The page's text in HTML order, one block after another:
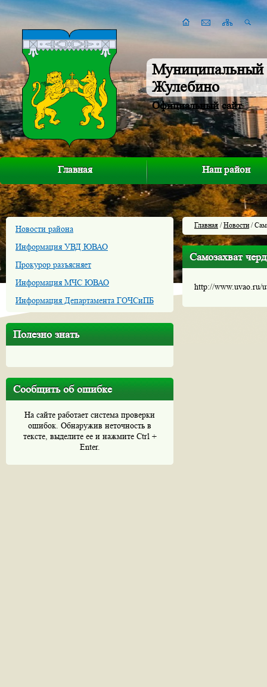
Муниципальный
Жулебино
Официальный сайт
Главная Наш район
Новости района
Информация УВД ЮВАО
Прокурор разъясняет
Информация МЧС ЮВАО
Информация Департамента ГОЧСиПБ
Полезно знать
Сообщить об ошибке
На сайте работает система проверки
ошибок. Обнаружив неточность в
тексте, выделите ее и нажмите Ctrl +
Enter.
Главная /Новости/
Самозахват
http://www.uvao.ru/